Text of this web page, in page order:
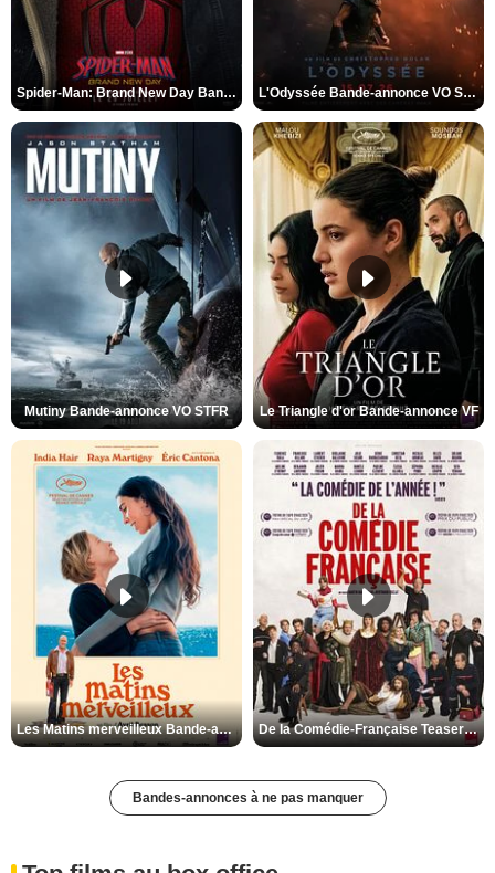
Spider-Man: Brand New Day Bande-annonce VO STFR L'Odyssée Bande-annonce VO STFR
Mutiny Bande-annonce VO STFR Le Triangle d'or Bande-annonce VF
Les Matins merveilleux Bande-annonce VF De la Comédie-Française Teaser VF
Bandes-annonces à ne pas manquer